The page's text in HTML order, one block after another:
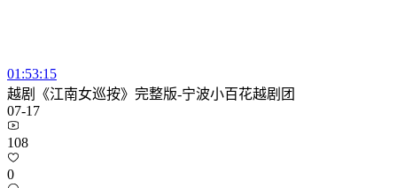
01:53:15
越剧《江南女巡按》完整版-宁波小百花越剧团
07-17
108
0